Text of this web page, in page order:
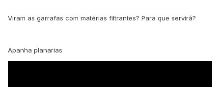
Viram as garrafas com matérias filtrantes? Para que servirá?
Apanha planarias